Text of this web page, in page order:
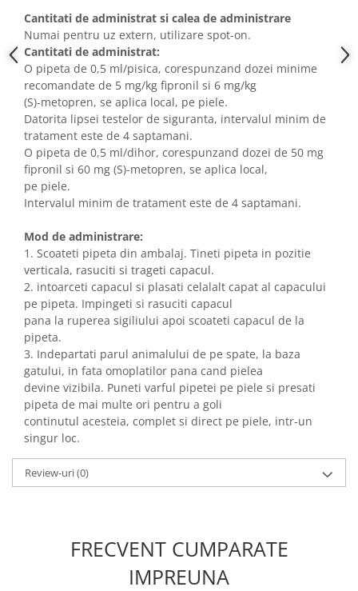
Cantitati de administrat si calea de administrare
Numai pentru uz extern, utilizare spot-on.
Cantitati de administrat:
O pipeta de 0,5 ml/pisica, corespunzand dozei minime
recomandate de 5 mg/kg fipronil si 6 mg/kg
(S)-metopren, se aplica local, pe piele.
Datorita lipsei testelor de siguranta, intervalul minim de
tratament este de 4 saptamani.
O pipeta de 0,5 ml/dihor, corespunzand dozei de 50 mg
fipronil si 60 mg (S)-metopren, se aplica local,
pe piele.
Intervalul minim de tratament este de 4 saptamani.
Mod de administrare:
1. Scoateti pipeta din ambalaj. Tineti pipeta in pozitie
verticala, rasuciti si trageti capacul.
2. intoarceti capacul si plasati celalalt capat al capacului
pe pipeta. Impingeti si rasuciti capacul
pana la ruperea sigiliului apoi scoateti capacul de la
pipeta.
3. Indepartati parul animalului de pe spate, la baza
gatului, in fata omoplatilor pana cand pielea
devine vizibila. Puneti varful pipetei pe piele si presati
pipeta de mai multe ori pentru a goli
continutul acesteia, complet si direct pe piele, intr-un
singur loc.
Review-uri(0)
FRECVENT CUMPARATE
IMPREUNA